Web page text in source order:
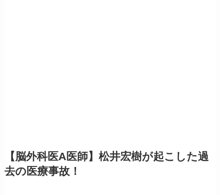
【脳外科医A医師】松井宏樹が起こした過
去の医療事故！